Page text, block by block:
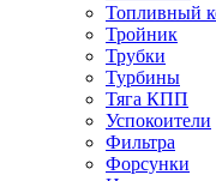
Топливный
Тройник
Трубки
Турбины
Тяга КПП
Успокоители
Фильтра
Форсунки